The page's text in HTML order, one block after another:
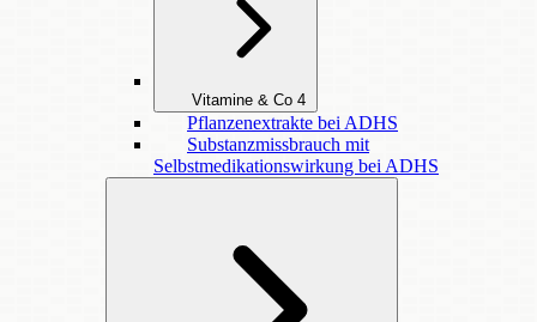
Vitamine & Co 4
Pflanzenextrakte bei ADHS
Substanzmissbrauch mit
Selbstmedikationswirkung bei ADHS